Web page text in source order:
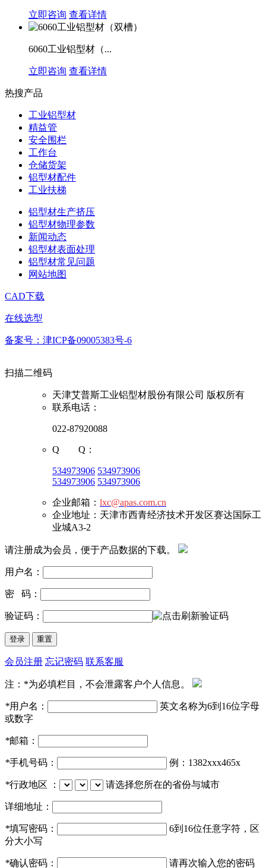
立即咨询 查看详情
6060工业铝型材（...
立即咨询 查看详情
热搜产品
工业铝型材
精益管
安全围栏
工作台
仓储货架
铝型材配件
工业扶梯
铝型材生产挤压
铝型材物理参数
新闻动态
铝型材表面处理
铝型材常见问题
网站地图
CAD下载
在线选型
备案号：津ICP备09005383号-6
扫描二维码
天津艾普斯工业铝型材股份有限公司 版权所有
联系电话：
022-87920088
Q Q：
534973906 534973906
534973906 534973906
企业邮箱： lxc@apas.com.cn
企业地址：天津市西青经济技术开发区赛达国际工
业城A3-2
请注册成为会员，便于产品数据的下载。
用户名：
密 码：
验证码：
会员注册 忘记密码 联系客服
注：*为必填栏目，不会泄露客户个人信息。
*用户名：
英文名称为6到16位字母
或数字
*邮箱：
*手机号码： 例：1382xxx465x
*行政地区 ： 请选择您所在的省份与城市
详细地址：
*填写密码：
6到16位任意字符，区
分大小写
*确认密码： 请再次输入您的密码